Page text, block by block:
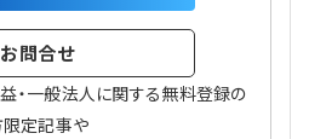
お問合せ
・一般法人に関する無料登録の
定記事や